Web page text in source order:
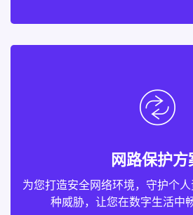
网路保护方
为您打造安全网络环境，守护个
种威胁，让您在数字生活中